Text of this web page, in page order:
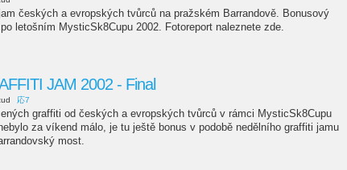
českých a evropských tvůrců na pražském Barrandově. Bonusový
letošním MysticSk8Cupu 2002. Fotoreport naleznete zde.
JAM 2002 - Final
応7
graffiti od českých a evropských tvůrců v rámci MysticSk8Cupu
za víkend málo, je tu ještě bonus v podobě nedělního graffiti jamu
most.